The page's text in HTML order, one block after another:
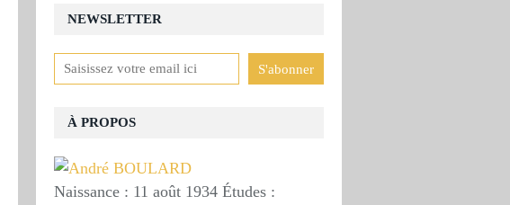
NEWSLETTER
À PROPOS
Naissance : 11 août 1934 Études :